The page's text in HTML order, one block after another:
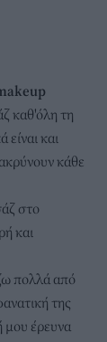
καθ'όλη τη
και
κάθε
στο
και
πολλά από
της
μου έρευνα